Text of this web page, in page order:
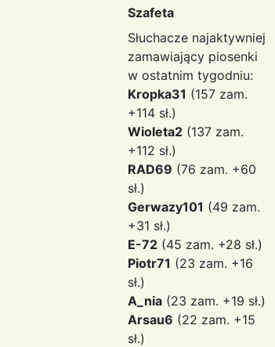
Szafeta
Słuchacze najaktywniej
zamawiający piosenki
w ostatnim tygodniu:
Kropka31 (157 zam.
+114 sł.)
Wioleta2 (137 zam.
+112 sł.)
RAD69 (76 zam. +60
sł.)
Gerwazy101 (49 zam.
+31 sł.)
E-72 (45 zam. +28 sł.)
Piotr71 (23 zam. +16
sł.)
A_nia (23 zam. +19 sł.)
Arsau6 (22 zam. +15
sł.)